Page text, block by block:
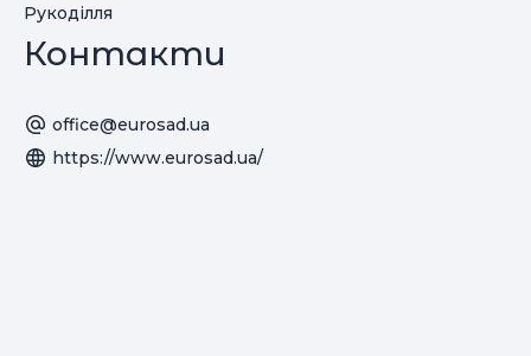
Рукоділля
Контакти
office@eurosad.ua
https://www.eurosad.ua/